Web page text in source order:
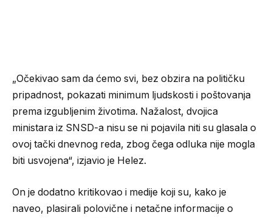
„Očekivao sam da ćemo svi, bez obzira na političku
pripadnost, pokazati minimum ljudskosti i poštovanja
prema izgubljenim životima. Nažalost, dvojica
ministara iz SNSD-a nisu se ni pojavila niti su glasala o
ovoj tački dnevnog reda, zbog čega odluka nije mogla
biti usvojena“, izjavio je Helez.
On je dodatno kritikovao i medije koji su, kako je
naveo, plasirali polovične i netačne informacije o